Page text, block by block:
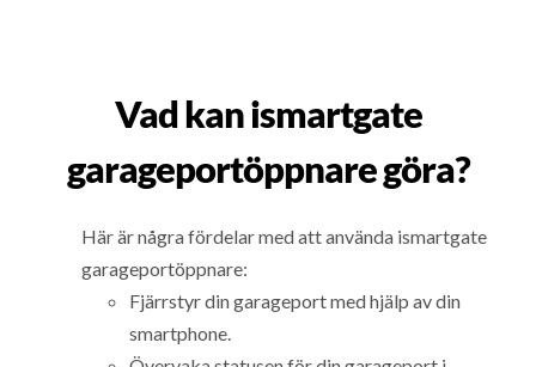
Vad kan ismartgate
garageportöppnare göra?
Här är några fördelar med att använda ismartgate
garageportöppnare:
Fjärrstyr din garageport med hjälp av din
smartphone.